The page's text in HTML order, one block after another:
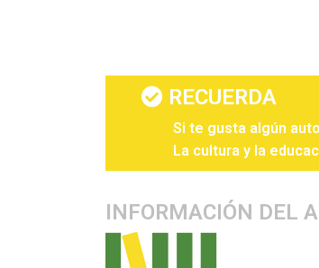
RECUERDA
Si te gusta algún
La cultura y la
INFORMACIÓN DEL